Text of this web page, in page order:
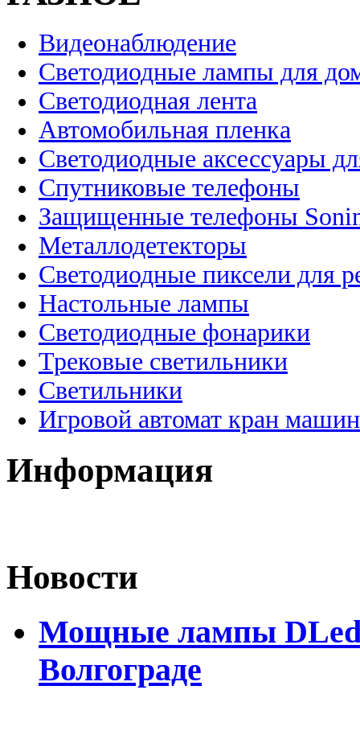
Видеонаблюдение
Светодиодные лампы для
Светодиодная лента
Автомобильная пленка
Светодиодные аксессуары
Спутниковые телефоны
Защищенные телефоны
Металлодетекторы
Светодиодные пиксели для
Настольные лампы
Светодиодные фонарики
Трековые светильники
Светильники
Игровой автомат кран
Информация
Новости
Мощные лампы DLed
Волгограде